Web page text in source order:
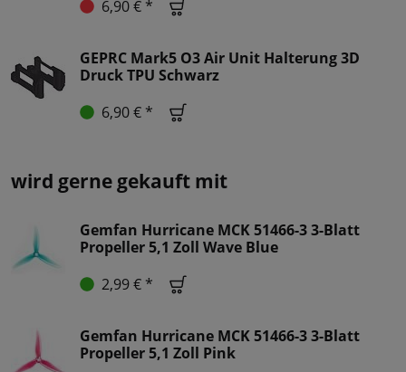
6,90 € *
GEPRC Mark5 O3 Air Unit Halterung 3D
Druck TPU Schwarz
6,90 € *
wird gerne gekauft mit
Gemfan Hurricane MCK 51466-3 3-Blatt
Propeller 5,1 Zoll Wave Blue
2,99 € *
Gemfan Hurricane MCK 51466-3 3-Blatt
Propeller 5,1 Zoll Pink